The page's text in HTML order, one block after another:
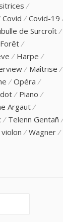
Covid
Covid-19
de Surcroît
Forêt
Harpe
Maîtrise
Opéra
Piano
Argaut
Telenn Gentañ
violon Wagner